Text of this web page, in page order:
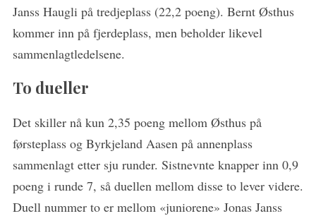
Janss Haugli på tredjeplass (22,2 poeng). Bernt Østhus
kommer inn på fjerdeplass, men beholder likevel
sammenlagtledelsene.
To dueller
Det skiller nå kun 2,35 poeng mellom Østhus på
førsteplass og Byrkjeland Aasen på annenplass
sammenlagt etter sju runder. Sistnevnte knapper inn 0,9
poeng i runde 7, så duellen mellom disse to lever videre.
Duell nummer to er mellom «juniorene» Jonas Janss